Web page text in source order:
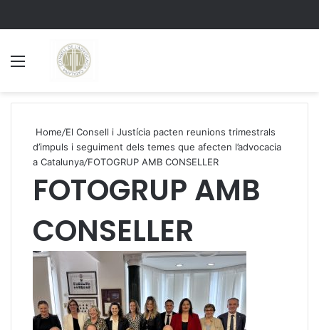
Home/El Consell i Justícia pacten reunions trimestrals
d’impuls i seguiment dels temes que afecten l’advocacia
a Catalunya/FOTOGRUP AMB CONSELLER
FOTOGRUP AMB
CONSELLER